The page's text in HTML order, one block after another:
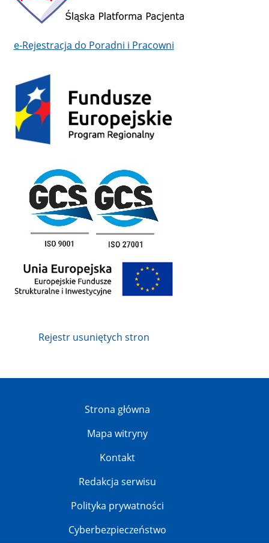
e-Rejestracja do Poradni i Pracowni
Rejestr usuniętych stron
Strona główna
Mapa witryny
Kontakt
Redakcja serwisu
Polityka prywatności
Cyberbezpieczeństwo